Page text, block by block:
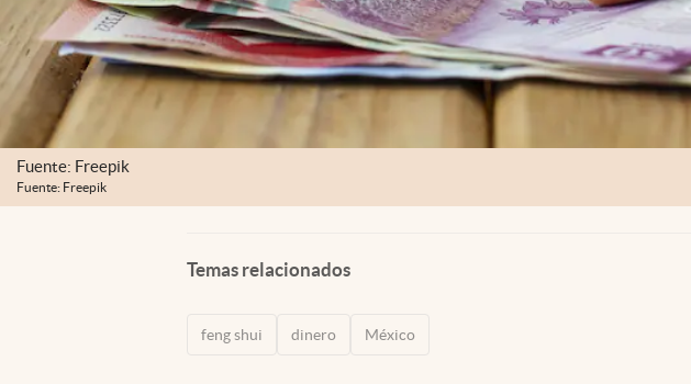
Fuente: Freepik
Fuente: Freepik
Temas relacionados
feng shui dinero México